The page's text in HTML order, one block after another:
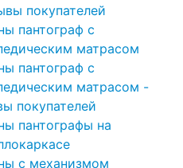
покупателей
пантограф с
матрасом
пантограф с
матрасом -
покупателей
пантографы на
с механизмом